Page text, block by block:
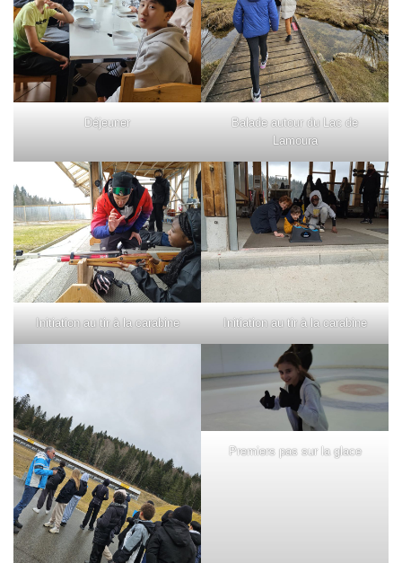
Déjeuner
Balade autour du Lac de
Lamoura
Initiation au tir à la carabine Initiation au tir à la carabine
Premiers pas sur la glace